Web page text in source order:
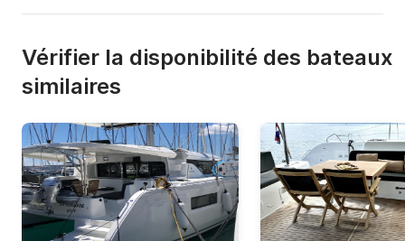
Vérifier la disponibilité des bateaux
similaires